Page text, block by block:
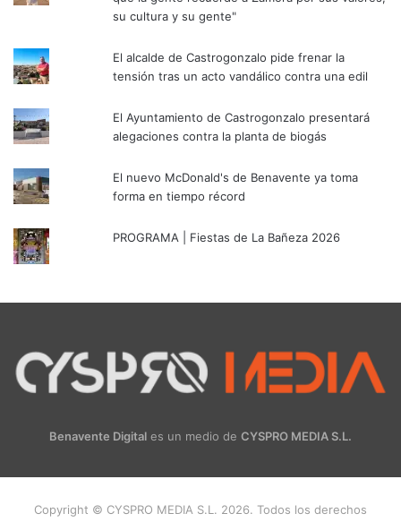
su cultura y su gente"
El alcalde de Castrogonzalo pide frenar la
tensión tras un acto vandálico contra una edil
El Ayuntamiento de Castrogonzalo presentará
alegaciones contra la planta de biogás
El nuevo McDonald's de Benavente ya toma
forma en tiempo récord
PROGRAMA | Fiestas de La Bañeza 2026
Benavente Digital es un medio de CYSPRO MEDIA S.L.
Copyright © CYSPRO MEDIA S.L. 2026. Todos los derechos